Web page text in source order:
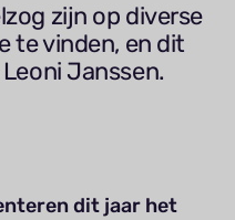
zijn op diverse
te vinden, en dit
Janssen.
dit jaar het